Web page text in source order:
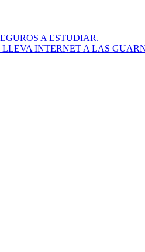
A ESTUDIAR.
INTERNET A LAS